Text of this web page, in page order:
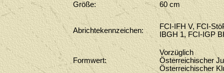
Größe: 60 cm
Abrichtekennzeichen:
FCI-IFH V, FCI-
IBGH 1, FCI-IGP
Formwert:
Vorzüglich
Österreichischer
Österreichischer